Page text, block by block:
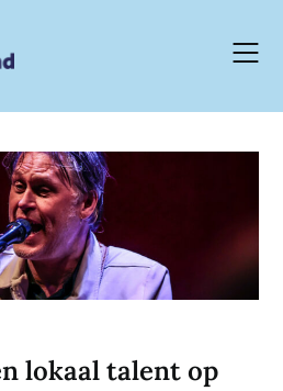
lokaal talent op